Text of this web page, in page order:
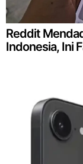
Reddit
Indonesia, Ini